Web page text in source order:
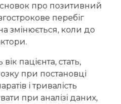
про позитивний
перебіг
змінюється, коли до
пацієнта, стать,
при постановці
і тривалість
при аналізі даних,